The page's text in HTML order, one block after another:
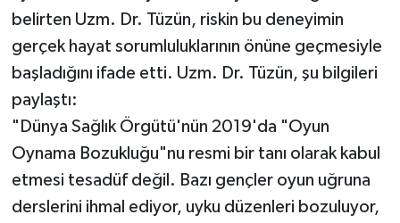
belirten Uzm. Dr. Tüzün, riskin bu deneyimin
gerçek hayat sorumluluklarının önüne geçmesiyle
başladığını ifade etti. Uzm. Dr. Tüzün, şu bilgileri
paylaştı:
"Dünya Sağlık Örgütü'nün 2019'da "Oyun
Oynama Bozukluğu"nu resmi bir tanı olarak kabul
etmesi tesadüf değil. Bazı gençler oyun uğruna
derslerini ihmal ediyor, uyku düzenleri bozuluyor,